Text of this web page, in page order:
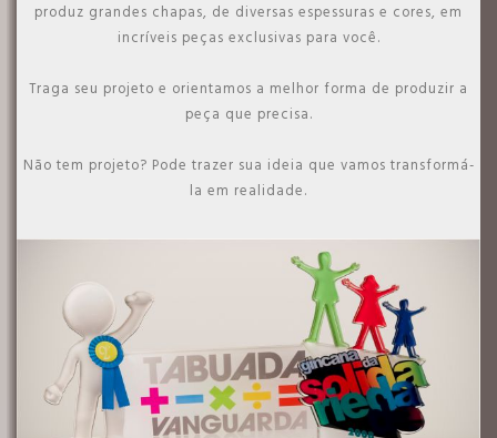
produz grandes chapas, de diversas espessuras e cores, em
incríveis peças exclusivas para você.
Traga seu projeto e orientamos a melhor forma de produzir a
peça que precisa.
Não tem projeto? Pode trazer sua ideia que vamos transformá-
la em realidade.